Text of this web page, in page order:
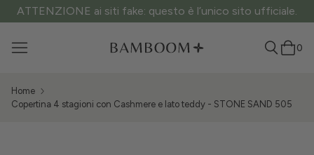
ATTENZIONE ai siti fake: questo è l’unico sito ufficiale.
0
Home
Copertina 4 stagioni con Cashmere e lato teddy - STONE SAND 505